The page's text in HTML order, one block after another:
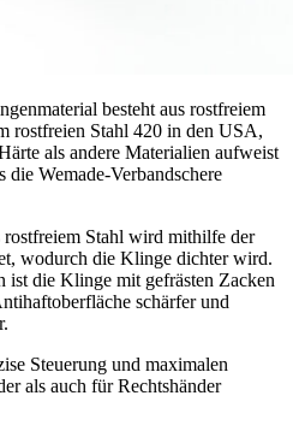
besteht aus rostfreiem
rostfreien Stahl 420 in den USA,
als andere Materialien aufweist
die Wemade-Verbandschere
Stahl wird mithilfe der
wodurch die Klinge dichter wird.
ist die Klinge mit gefrästen Zacken
schärfer und
Steuerung und maximalen
als auch für Rechtshänder